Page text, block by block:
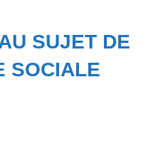
SUJET DE
SOCIALE